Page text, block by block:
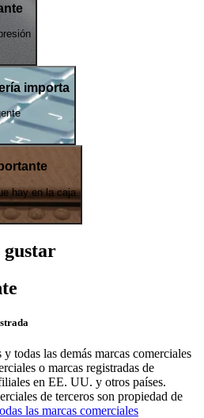
importa
hay en la caja
gustar
todas las demás marcas comerciales
o marcas registradas de
en EE. UU. y otros países.
de terceros son propiedad de
las marcas comerciales